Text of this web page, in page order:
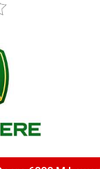
Rasentraktoren
Freischneider
Jetzt Bewerten